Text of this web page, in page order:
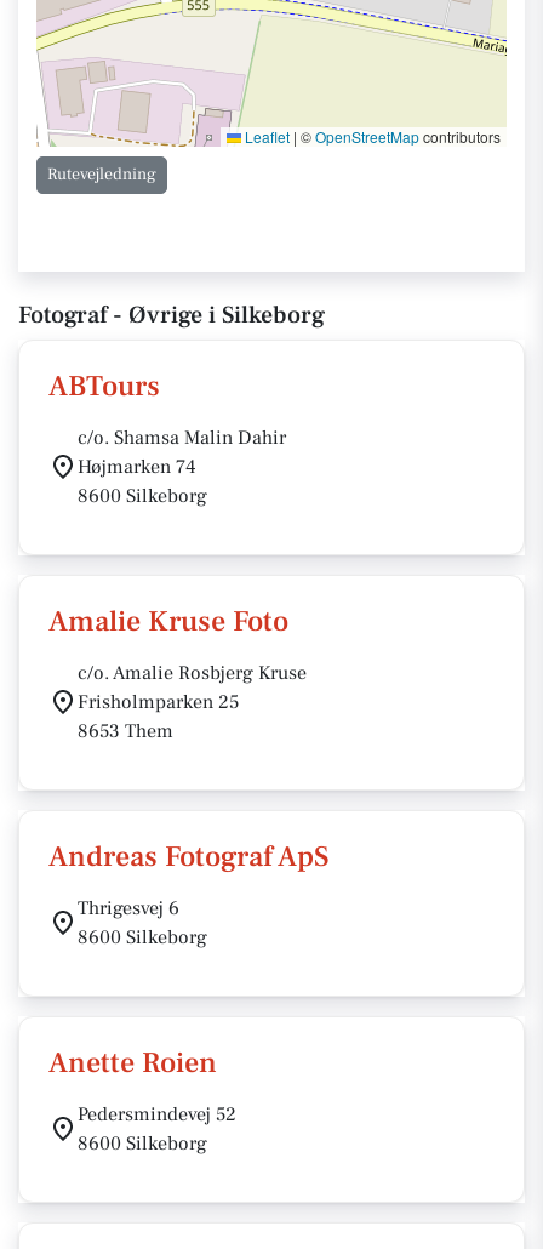
Leaflet | ©OpenStreetMapcontributors
Rutevejledning
Fotograf - Øvrige i Silkeborg
ABTours
c/o. Shamsa Malin Dahir
Højmarken 74
8600 Silkeborg
Amalie Kruse Foto
c/o. Amalie Rosbjerg Kruse
Frisholmparken 25
8653 Them
Andreas Fotograf ApS
Thrigesvej 6
8600 Silkeborg
Anette Roien
Pedersmindevej 52
8600 Silkeborg